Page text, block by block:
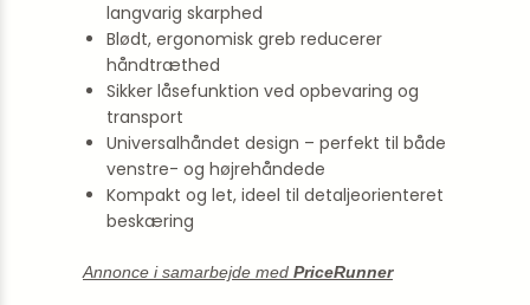
langvarig skarphed
Blødt, ergonomisk greb reducerer
håndtræthed
Sikker låsefunktion ved opbevaring og
transport
Universalhåndet design – perfekt til både
venstre- og højrehåndede
Kompakt og let, ideel til detaljeorienteret
beskæring
Annonce i samarbejde med PriceRunner